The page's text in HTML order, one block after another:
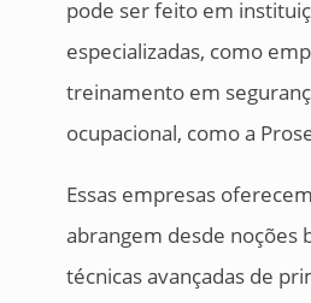
pode ser feito em
especializadas, como
treinamento em
ocupacional, como a
Essas empresas
abrangem desde noções
técnicas avançadas de